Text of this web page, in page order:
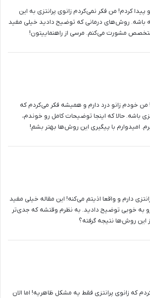
کردم! من فکر نمی‌کردم زانوی پرانتزی به این
باشه. روش‌های درمانی که توضیح دادید خیلی مفید
متخصص مشورت می‌کنم. مرسی از راهنماییتون!
خودم زانو درد دارم و همیشه فکر می‌کردم که
باشه. حالا که اینجا توضیحات کامل رو خوندم،
امیدوارم با پیگیری این روش‌ها بهتر بشم!
دارم و واقعا اذیتم می‌کنه! این مقاله خیلی مفید
به خوبی توضیح دادید. به نظرم وقتشه که جدی‌تر
این روش‌ها نتیجه گرفته؟
که زانوی پرانتزی فقط یه مشکل ظاهریه! اما الان